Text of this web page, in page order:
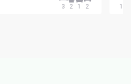
3 2 1 2 120